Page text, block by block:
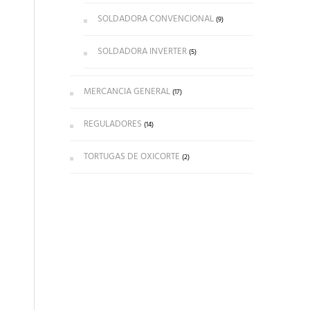
SOLDADORA CONVENCIONAL(9)
SOLDADORA INVERTER(5)
MERCANCIA GENERAL(17)
REGULADORES (14)
TORTUGAS DE OXICORTE (2)